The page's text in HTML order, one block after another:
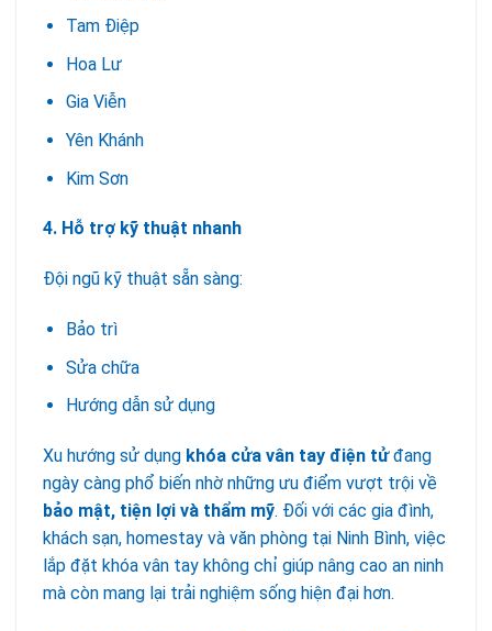
Tam Điệp
Hoa Lư
Gia Viễn
Yên Khánh
Kim Sơn
4. Hỗ trợ kỹ thuật nhanh
Đội ngũ kỹ thuật sẵn sàng:
Bảo trì
Sửa chữa
Hướng dẫn sử dụng
Xu hướng sử dụng khóa cửa vân tay điện tửđang
ngày càng phổ biến nhờ những ưu điểm vượt trội về
bảo mật, tiện lợi và thẩm mỹ. Đối với các gia đình,
khách sạn, homestay và văn phòng tại Ninh Bình, việc
lắp đặt khóa vân tay không chỉ giúp nâng cao an ninh
mà còn mang lại trải nghiệm sống hiện đại hơn.